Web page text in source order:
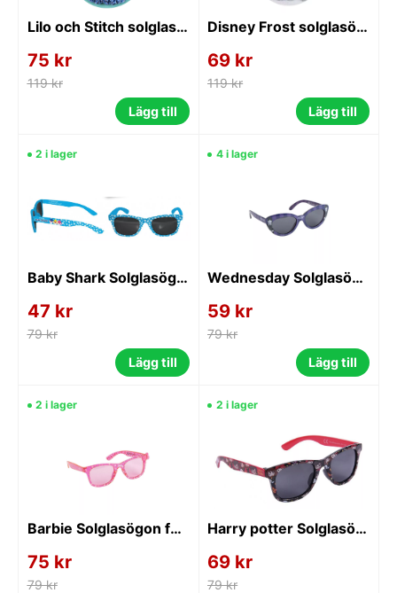
Lilo och Stitch solglasögon och hårtillbehör set
75 kr
119 kr
Lägg till
Disney Frost solglasögon och hårtillbehör set
69 kr
119 kr
Lägg till
2 i lager
Baby Shark Solglasögon för Barn
47 kr
79 kr
Lägg till
4 i lager
Wednesday Solglasögon för Barn
59 kr
79 kr
Lägg till
2 i lager
Barbie Solglasögon för Barn
75 kr
79 kr
2 i lager
Harry potter Solglasögon för Barn
69 kr
79 kr